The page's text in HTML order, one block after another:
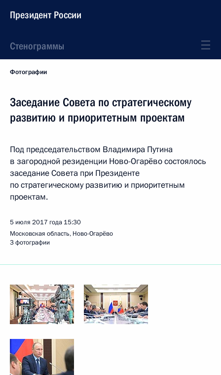
Президент России
Стенограммы
Фотографии
Заседание Совета по стратегическому
развитию и приоритетным проектам
Под председательством Владимира Путина
в загородной резиденции Ново-Огарёво состоялось
заседание Совета при Президенте
по стратегическому развитию и приоритетным
проектам.
5 июля 2017 года 15:30
Московская область, Ново-Огарёво
3 фотографии